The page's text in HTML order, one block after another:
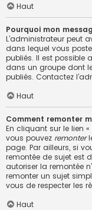
Haut
Pourquoi mon
L’administrateur peut
dans lequel vous
publiés. Il est possible
dans un groupe dont
publiés. Contactez
Haut
Comment remonter
En cliquant sur le lien
vous pouvez remonter
page. Par ailleurs, si
remontée de sujet est
autoriser la remontée
remonter un sujet
vous de respecter les
Haut